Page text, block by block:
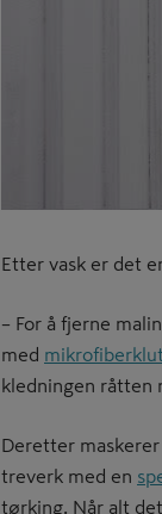
Etter vask er det
– For å fjerne
med mikrofiberklut
kledningen råtten
Deretter
treverk med en
tørking. Når alt